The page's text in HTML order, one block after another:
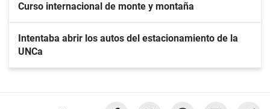
Curso internacional de monte y montaña
Intentaba abrir los autos del estacionamiento de la
UNCa